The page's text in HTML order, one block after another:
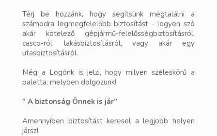
Térj be hozzánk, hogy segítsünk megtalálni a
számodra legmegfelelőbb biztosítást - legyen szó
akár kötelező gépjármű-felelősségbiztosításról,
casco-ról, lakásbiztosításról, vagy akár egy
utasbiztosításról.
Még a Logónk is jelzi, hogy milyen széleskörű a
paletta, melyben dolgozunk!
“ A biztonság Önnek is jár”
Amennyiben biztosítást keresel a legjobb helyen
jársz!